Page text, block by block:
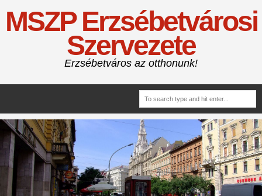
MSZP Erzsébetvárosi
Szervezete
Erzsébetváros az otthonunk!